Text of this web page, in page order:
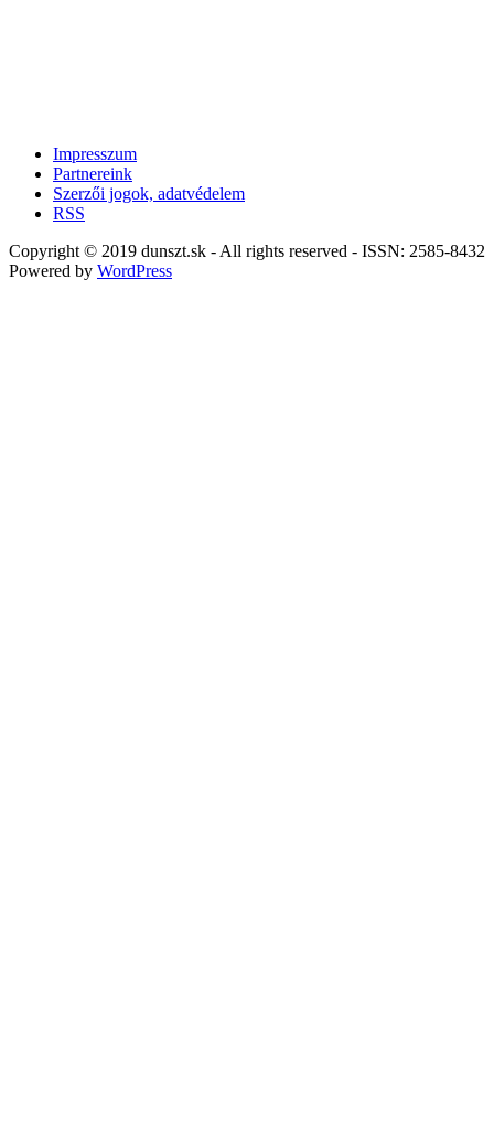
Impresszum
Partnereink
Szerzői jogok, adatvédelem
RSS
Copyright © 2019 dunszt.sk - All rights reserved - ISSN: 2585-8432
Powered by WordPress